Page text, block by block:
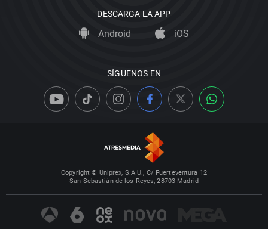
DESCARGA LA APP
Android iOS
SÍGUENOS EN
Copyright © Uniprex, S.A.U., C/ Fuerteventura 12
San Sebastián de los Reyes, 28703 Madrid